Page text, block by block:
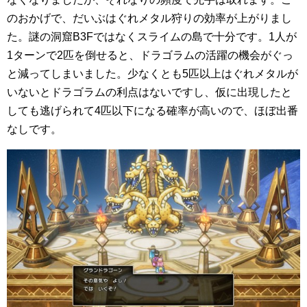
のおかげで、だいぶはぐれメタル狩りの効率が上がりまし
た。謎の洞窟B3Fではなくスライムの島で十分です。1人が
1ターンで2匹を倒せると、ドラゴラムの活躍の機会がぐっ
と減ってしまいました。少なくとも5匹以上はぐれメタルが
いないとドラゴラムの利点はないですし、仮に出現したと
しても逃げられて4匹以下になる確率が高いので、ほぼ出番
なしです。